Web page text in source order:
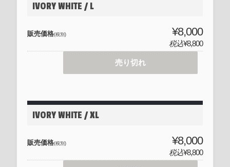
IVORY WHITE / L
販売価格(税別) ¥8,000
税込¥8,800
売り切れ
IVORY WHITE / XL
販売価格(税別) ¥8,000
税込¥8,800